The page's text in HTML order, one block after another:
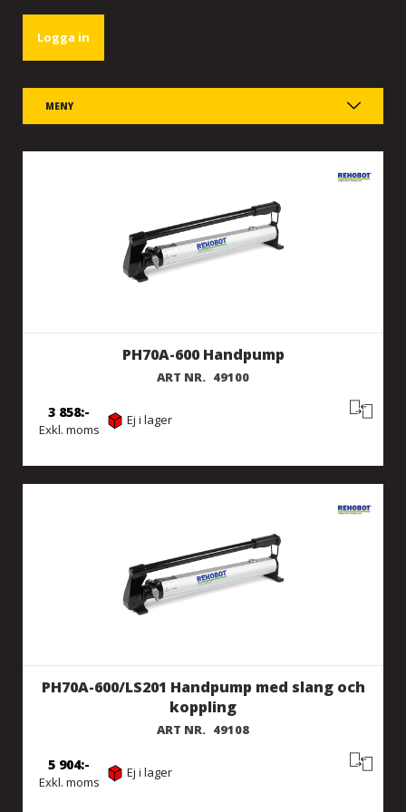
Logga in
MENY
PH70A-600 Handpump
ART NR. 49100
Exkl. moms
3 858 Ej i lager
PH70A-600/LS201 Handpump med slang och
koppling
ART NR. 49108
Exkl. moms
5 904 Ej i lager